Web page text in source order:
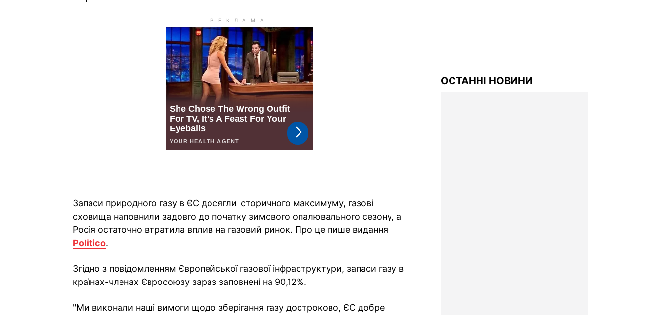
Запаси природного газу в ЄС досягли історичного максимуму, газові
сховища наповнили задовго до початку зимового опалювального сезону, а
Росія остаточно втратила вплив на газовий ринок. Про це пише видання
Politico.
Згідно з повідомленням Європейської газової інфраструктури, запаси газу в
країнах-членах Євросоюзу зараз заповнені на 90,12%.
"Ми виконали наші вимоги щодо зберігання газу достроково, ЄС добре
ОСТАННІ НОВИНИ